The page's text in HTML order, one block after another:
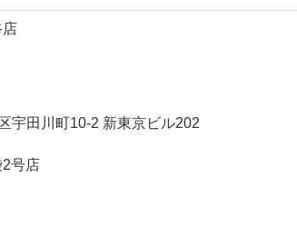
店
川町10-2 新東京ビル202
2号店